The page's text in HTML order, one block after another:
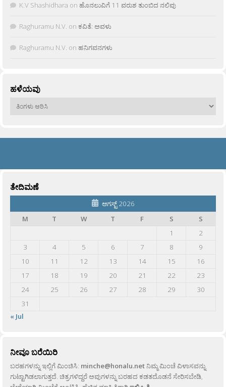
K.V Shashidhara on ಹೊನಲುವಿಗೆ 11 ವರುಶ ತುಂಬಿದ ನಲಿವು
Raghuramu N.V. on ಕವಿತೆ: ಅವಳು
Raghuramu N.V. on ಹನಿಗವನಗಳು
ಹಳೆಯವು
ಹಳೆಯವು
ತೇದಿಮಣೆ
ಆಗಸ್ಟ್ 2026
M
T W T F S
S
1
2
3
4 5 6 7 8
9
10
11 12 13 14 15
16
17
18 19 20 21 22
23
24
25 26 27 28 29
30
31
« Jul
ನೀವೂ ಬರೆಯಿರಿ
ಬರಹಗಳನ್ನು ಇಲ್ಲಿಗೆ ಮಿಂಚಿಸಿ: minche@honalu.netನಿಮ್ಮ ಮಿಂಚೆ ವಿಳಾಸವನ್ನು
ಗುಟ್ಟಾಗಿಡಲಾಗುತ್ತದೆ. ಚಿತ್ರಗಳಿದ್ದರೆ ಅವುಗಳನ್ನು ಬರಹದ ಕಡತದೊಡನೆ ಸೇರಿಸಬೇಡಿ,